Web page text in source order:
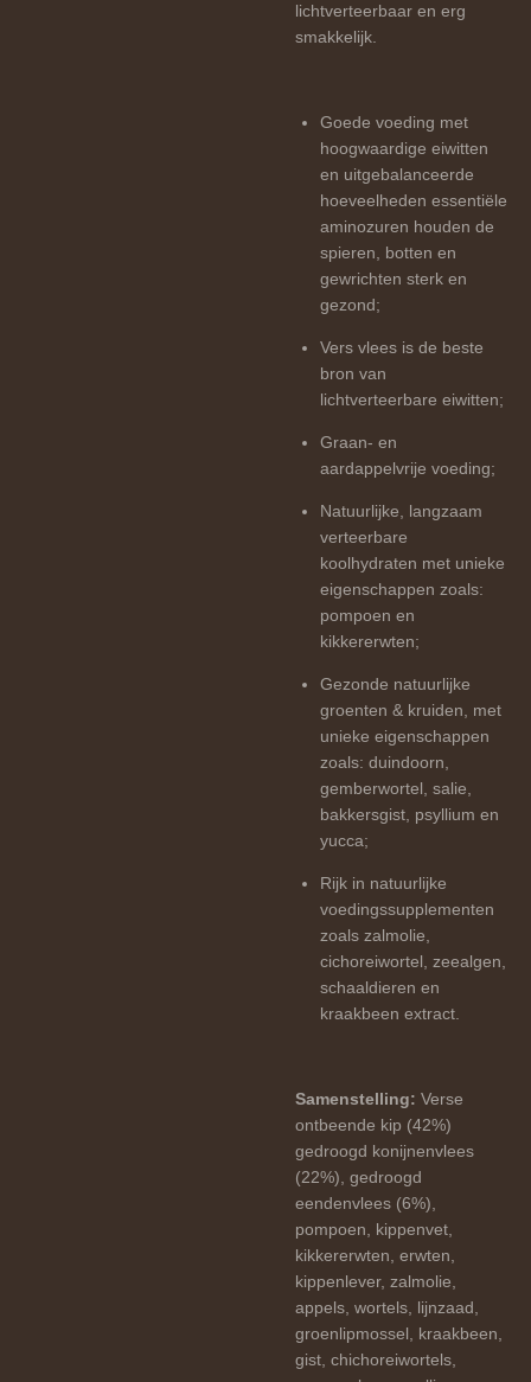
lichtverteerbaar en erg
smakkelijk.
Goede voeding met
hoogwaardige eiwitten
en uitgebalanceerde
hoeveelheden essentiële
aminozuren houden de
spieren, botten en
gewrichten sterk en
gezond;
Vers vlees is de beste
bron van
lichtverteerbare eiwitten;
Graan- en
aardappelvrije voeding;
Natuurlijke, langzaam
verteerbare
koolhydraten met unieke
eigenschappen zoals:
pompoen en
kikkererwten;
Gezonde natuurlijke
groenten & kruiden, met
unieke eigenschappen
zoals: duindoorn,
gemberwortel, salie,
bakkersgist, psyllium en
yucca;
Rijk in natuurlijke
voedingssupplementen
zoals zalmolie,
cichoreiwortel, zeealgen,
schaaldieren en
kraakbeen extract.
Samenstelling: Verse
ontbeende kip (42%)
gedroogd konijnenvlees
(22%), gedroogd
eendenvlees (6%),
pompoen, kippenvet,
kikkererwten, erwten,
kippenlever, zalmolie,
appels, wortels, lijnzaad,
groenlipmossel, kraakbeen,
gist, chichoreiwortels,